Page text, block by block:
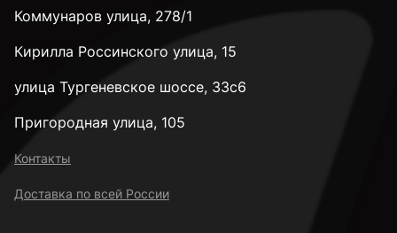
32 мм
35 мм
Коммунаров улица, 278/1
Кирилла Россинского улица, 15
улица Тургеневское шоссе, 33с6
Пригородная улица, 105
Контакты
Доставка по всей России